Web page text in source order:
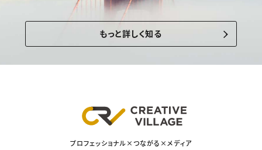
もっと詳しく知る
プロフェッショナル×つながる×メディア